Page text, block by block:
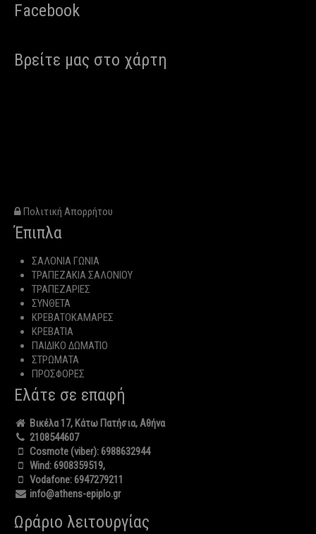
Facebook
Βρείτε μας στο χάρτη
Πολιτική Απορρήτου
Έπιπλα
ΣΑΛΟΝΙΑ ΓΩΝΙΑ
ΤΡΑΠΕΖΑΚΙΑ ΣΑΛΟΝΙΟΥ
ΤΡΑΠΕΖΑΡΙΕΣ
ΣΥΝΘΕΤΑ
ΚΡΕΒΑΤΟΚΑΜΑΡΕΣ
ΚΡΕΒΑΤΙΑ
ΠΑΙΔΙΚΟ ΔΩΜΑΤΙΟ
ΣΤΡΩΜΑΤΑ
ΠΡΟΣΦΟΡΕΣ
Ελάτε σε επαφή
Βικέλα 17, Κάτω Πατήσια, Αθήνα
2108544607
Cosmote (viber):6988632944
Wind:6908359519,
Vodafone:6947279211
info@athens-epiplo.gr
Ωράριο λειτουργίας